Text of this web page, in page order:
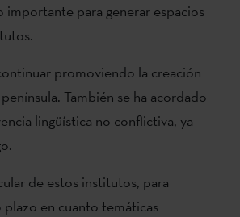
importante para generar espacios
promoviendo la creación
También se ha acordado
lingüística no conflictiva, ya
de estos institutos, para
en cuanto temáticas